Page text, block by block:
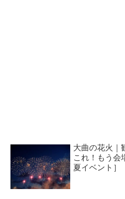
大曲の花火｜
これ！もう会
夏イベント］